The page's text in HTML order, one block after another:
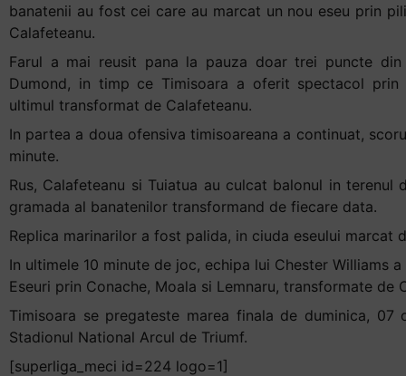
banatenii au fost cei care au marcat un nou eseu prin
Calafeteanu.
Farul a mai reusit pana la pauza doar trei puncte
Dumond, in timp ce Timisoara a oferit spectacol prin
ultimul transformat de Calafeteanu.
In partea a doua ofensiva timisoareana a continuat,
minute.
Rus, Calafeteanu si Tuiatua au culcat balonul in terenul
gramada al banatenilor transformand de fiecare data.
Replica marinarilor a fost palida, in ciuda eseului marcat
In ultimele 10 minute de joc, echipa lui Chester Williams
Eseuri prin Conache, Moala si Lemnaru, transformate de
Timisoara se pregateste marea finala de duminica, 07
Stadionul National Arcul de Triumf.
[superliga_meci id=224 logo=1]